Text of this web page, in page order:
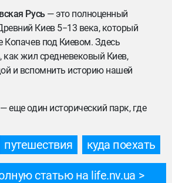
Русь— это полноценный
Киев 5−13 века, который
Копачев под Киевом. Здесь
как жил средневековый Киев,
и вспомнить историю нашей
— еще один исторический парк, где
путешествия куда поехать
статью на life.nv.ua